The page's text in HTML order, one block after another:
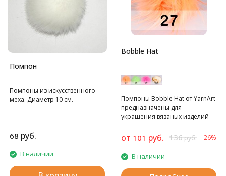
Помпон
Помпоны из искусственного
меха. Диаметр 10 см.
68 руб.
В наличии
Bobble Hat
Помпоны Bobble Hat от YarnArt
предназначены для
украшения вязаных изделий —
от 101 руб. 136руб. -26%
В наличии